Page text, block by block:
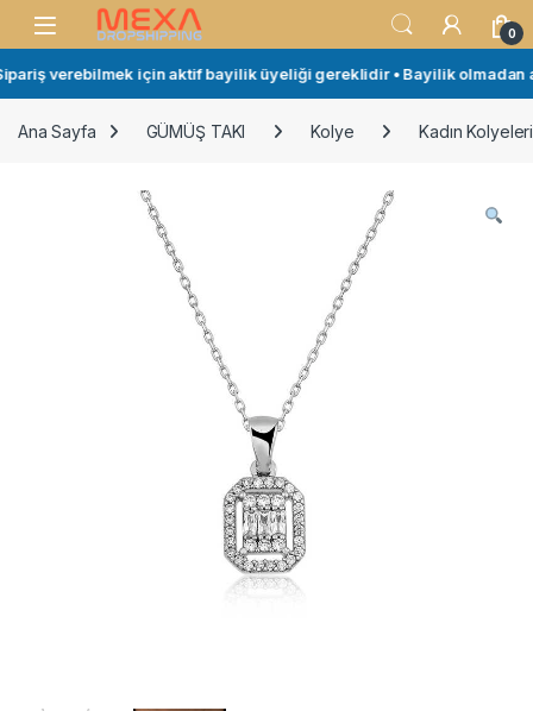
Skip to navigation
Skip to content
Open 0
verebilmek için aktif bayilik üyeliği gereklidir • Bayilik olmadan
Ana Sayfa GÜMÜŞ TAKI Kolye Kadın Kolyeleri